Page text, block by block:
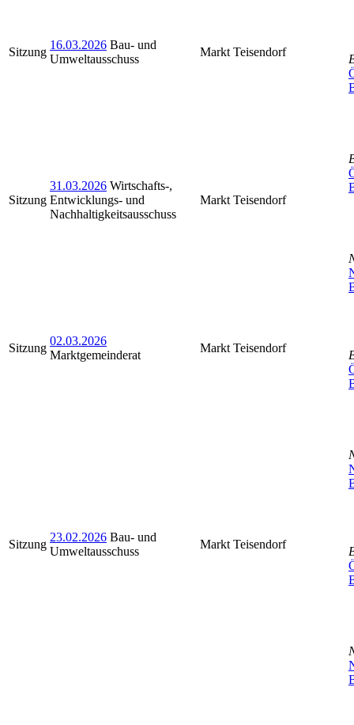
Sitzung
16.03.2026 Bau- und
Umweltausschuss
Markt Teisendorf
Sitzung
31.03.2026 Wirtschafts-,
Entwicklungs- und
Nachhaltigkeitsausschuss
Markt Teisendorf
Sitzung
02.03.2026
Marktgemeinderat
Markt Teisendorf
Sitzung
23.02.2026 Bau- und
Umweltausschuss
Markt Teisendorf